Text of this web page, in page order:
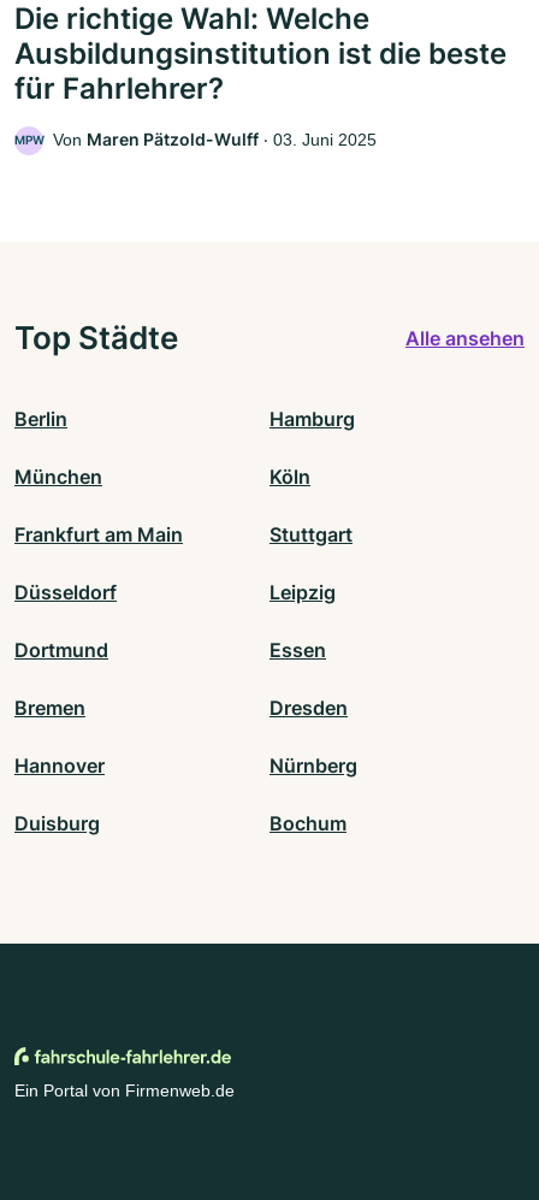
Die richtige Wahl: Welche
Ausbildungsinstitution ist die beste
für Fahrlehrer?
MPW Von Maren Pätzold-Wulff ‧ 03. Juni 2025
Top Städte Alle ansehen
Berlin Hamburg
München Köln
Frankfurt am Main Stuttgart
Düsseldorf Leipzig
Dortmund Essen
Bremen Dresden
Hannover Nürnberg
Duisburg Bochum
Ein Portal von Firmenweb.de